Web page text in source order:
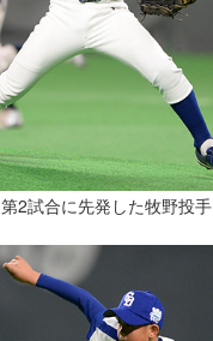
第2試合に先発した牧野投手